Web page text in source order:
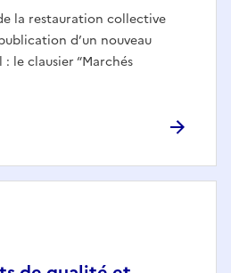
la restauration collective
d’un nouveau
le clausier “Marchés